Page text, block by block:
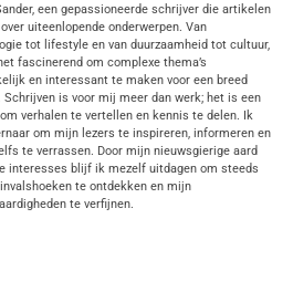
een gepassioneerde schrijver die artikelen
uiteenlopende onderwerpen. Van
tot lifestyle en van duurzaamheid tot cultuur,
fascinerend om complexe thema’s
en interessant te maken voor een breed
Schrijven is voor mij meer dan werk; het is een
verhalen te vertellen en kennis te delen. Ik
om mijn lezers te inspireren, informeren en
te verrassen. Door mijn nieuwsgierige aard
interesses blijf ik mezelf uitdagen om steeds
te ontdekken en mijn
te verfijnen.